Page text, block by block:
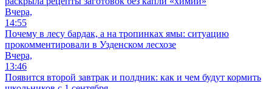
Вчера,
14:55
Почему в лесу бардак, а на тропинках ямы: ситуацию
прокомментировали в Узденском лесхозе
Вчера,
13:46
Появится второй завтрак и полдник: как и чем будут кормить